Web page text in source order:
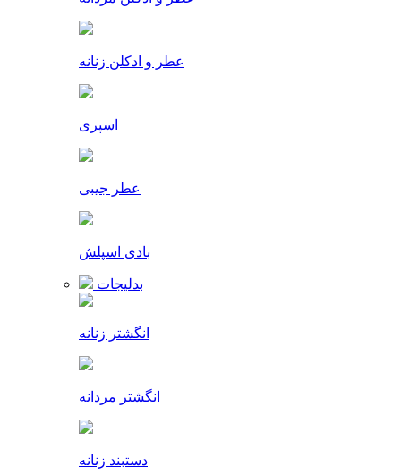
عطر و ادکلن زنانه
اسپری
عطر جیبی
بادی اسپلش
بدلیجات
انگشتر زنانه
انگشتر مردانه
دستبند زنانه